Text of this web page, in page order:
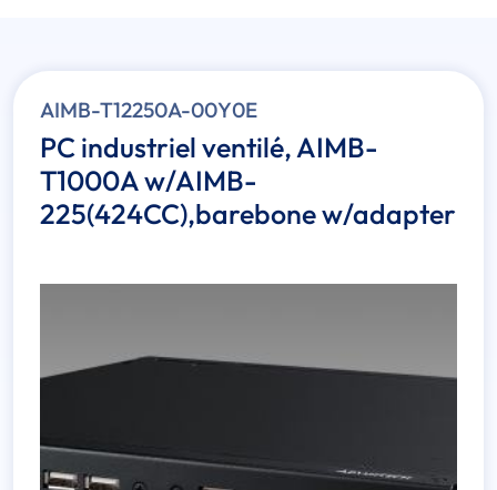
AIMB-T12250A-00Y0E
PC industriel ventilé, AIMB-
T1000A w/AIMB-
225(424CC),barebone w/adapter